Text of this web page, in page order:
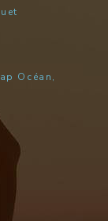
Océan,